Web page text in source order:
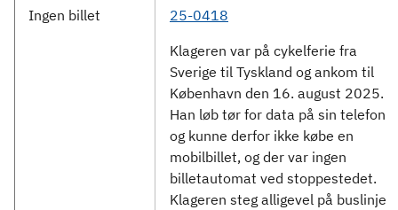
Ingen billet
25-0418
Klageren var på cykelferie fra
Sverige til Tyskland og ankom til
København den 16. august 2025.
Han løb tør for data på sin telefon
og kunne derfor ikke købe en
mobilbillet, og der var ingen
billetautomat ved stoppestedet.
Klageren steg alligevel på buslinje